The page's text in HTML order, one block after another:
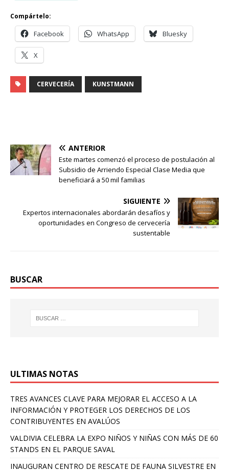
Compártelo:
Facebook WhatsApp Bluesky
X
CERVECERÍA KUNSTMANN
ANTERIOR
Este martes comenzó el proceso de postulación al
Subsidio de Arriendo Especial Clase Media que
beneficiará a 50 mil familias
SIGUIENTE
Expertos internacionales abordarán desafíos y
oportunidades en Congreso de cervecería
sustentable
BUSCAR
ULTIMAS NOTAS
TRES AVANCES CLAVE PARA MEJORAR EL ACCESO A LA
INFORMACIÓN Y PROTEGER LOS DERECHOS DE LOS
CONTRIBUYENTES EN AVALÚOS
VALDIVIA CELEBRA LA EXPO NIÑOS Y NIÑAS CON MÁS DE 60
STANDS EN EL PARQUE SAVAL
INAUGURAN CENTRO DE RESCATE DE FAUNA SILVESTRE EN